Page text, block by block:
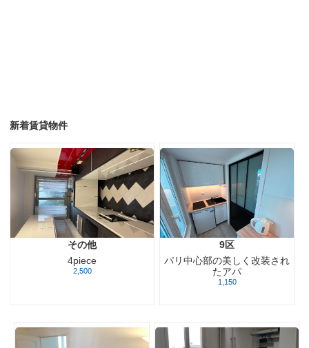
新着賃貸物件
その他
4piece
2,500
9区
パリ中心部の美しく改装され
たアパ
1,150